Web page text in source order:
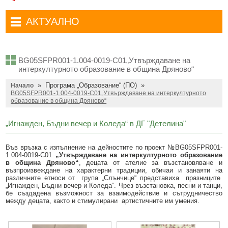
Достъп до информация
Антикорупция
Профил на купувача
Общ устройствен план
Устройство на територията
Общинско предприятие Зелено Дряново
Общинска собственост
Финанси и бюджет
Туристически маршрути
Туристически информационен център
Съобщения
BG05SFPR001-1.004-0019-C01„Утвърждаване на
интеркултурното образование в община Дряново“
Начало » Програма „Образование“ (ПО) »
BG05SFPR001-1.004-0019-C01„Утвърждаване на интеркултурното
образование в община Дряново“
„Игнажден, Бъдни вечер и Коледа“ в ДГ "Детелина"
Във връзка с изпълнение на дейностите по проект №BG05SFPR001-
1.004-0019-C01 „Утвърждаване на интеркултурното образование
в община Дряново“, децата от ателие за възстановяване и
възпроизвеждане на характерни традиции, обичаи и занаяти на
различните етноси от група „Слънчице“ представиха празниците
„Игнажден, Бъдни вечер и Коледа“. Чрез възстановка, песни и танци,
бе създадена възможност за взаимодействие и сътрудничество
между децата, както и стимулирани артистичните им умения.
Комплексно административно обслужване
АКТУАЛНО
Въвеждане на еврото в България
Местни избори 2023 година
Общинска избирателна комисия мандат 2023-2027 г.
Преброяване 2021
Приют за безстопанствени кучета
Красиво Дряново
Новини